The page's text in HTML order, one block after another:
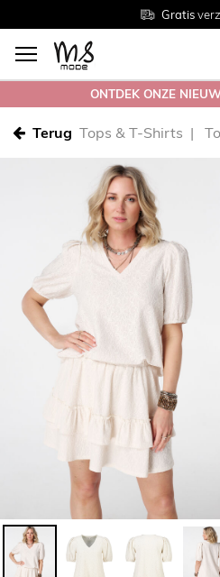
Gratis
Maten
Gratis
ONTDEK ONZE
Terug Tops & T-Shirts